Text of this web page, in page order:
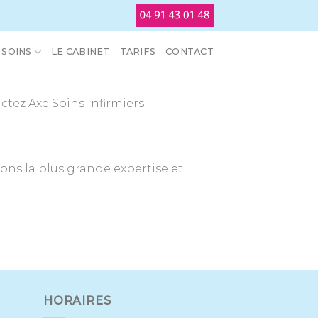
SOINS LE CABINET TARIFS CONTACT
Axe Soins Infirmiers
la plus grande expertise et
HORAIRES